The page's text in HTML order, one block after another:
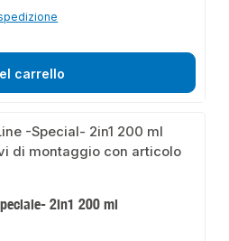
carrello
2in1 200 ml